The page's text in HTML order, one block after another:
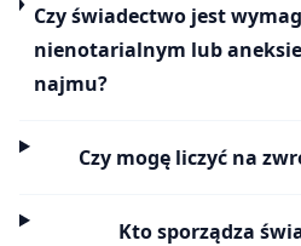
Czy świadectwo jest
nienotarialnym lub
najmu?
Czy mogę liczyć na
Kto sporządza